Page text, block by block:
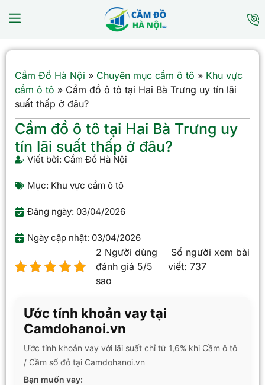
Cầm Đồ Hà Nội » Chuyên mục cầm ô tô » Khu vực
cầm ô tô » Cầm đồ ô tô tại Hai Bà Trưng uy tín lãi
suất thấp ở đâu?
Cầm đồ ô tô tại Hai Bà Trưng uy
tín lãi suất thấp ở đâu?
Viết bởi:Cầm Đồ Hà Nội
Mục: Khu vực cầm ô tô
Đăng ngày: 03/04/2026
Ngày cập nhật: 03/04/2026
2 Người dùng
đánh giá 5/5
sao
Số người xem bài
viết: 737
Ước tính khoản vay tại
Camdohanoi.vn
Ước tính khoản vay với lãi suất chỉ từ 1,6% khi Cầm ô tô
/ Cầm sổ đỏ tại Camdohanoi.vn
Bạn muốn vay: